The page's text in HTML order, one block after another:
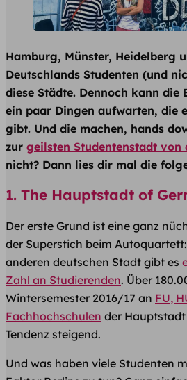
Hamburg, Münster, Heidelberg
Deutschlands Studenten (und
diese Städte. Dennoch kann die
ein paar Dingen aufwarten, die
gibt. Und die machen, hands
zur geilsten Studentenstadt von
nicht? Dann lies dir mal die
1. The Hauptstadt of
Der erste Grund ist eine ganz
der Superstich beim
anderen deutschen Stadt gibt es
Zahl an Studierenden. Über
Wintersemester 2016/17 an FU,
Fachhochschulen der
Tendenz steigend.
Und was haben viele Studenten